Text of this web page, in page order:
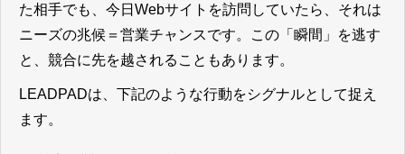
た相手でも、今日Webサイトを訪問していたら、それは
ニーズの兆候＝営業チャンスです。この「瞬間」を逃す
と、競合に先を越されることもあります。
LEADPADは、下記のような行動をシグナルとして捉え
ます。